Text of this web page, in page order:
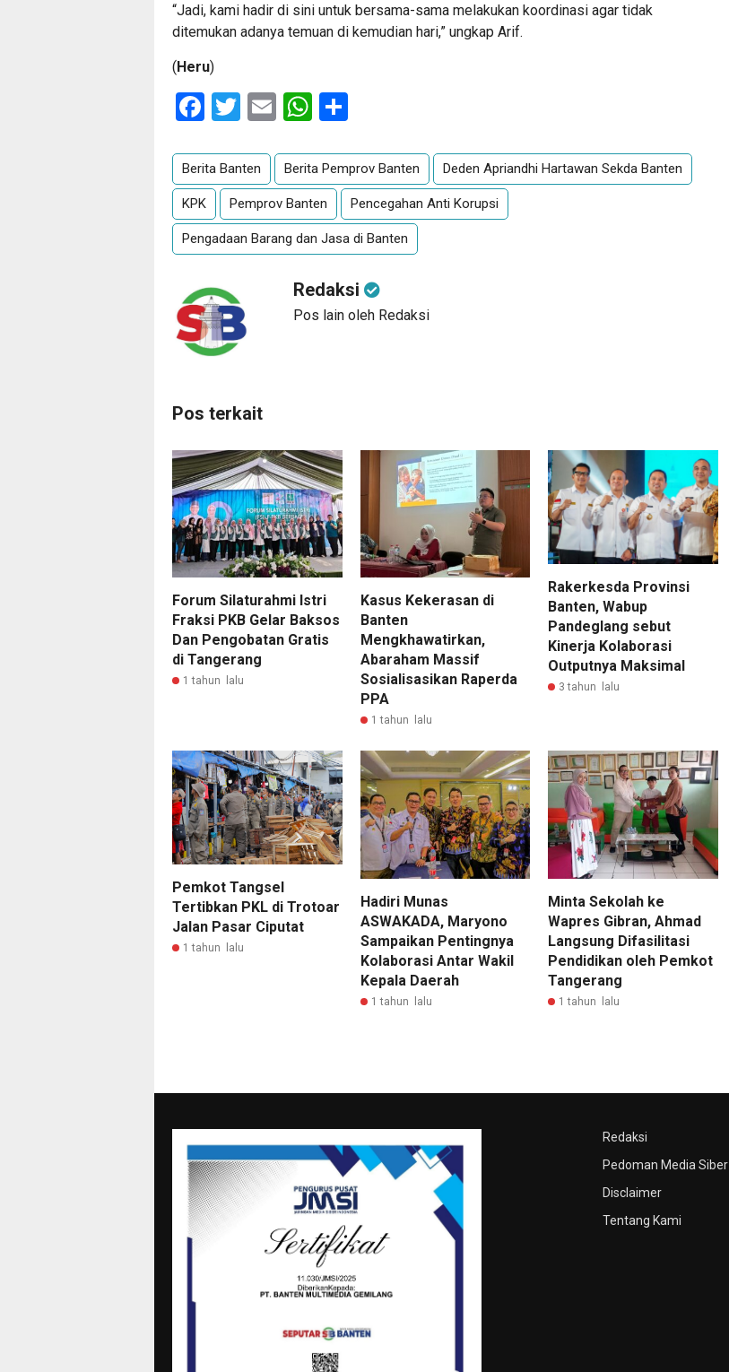
“Jadi, kami hadir di sini untuk bersama-sama melakukan koordinasi agar tidak
ditemukan adanya temuan di kemudian hari,” ungkap Arif.
(Heru)
Facebook
Twitter
EmailWhatsApp
Berita Banten Berita Pemprov Banten Deden Apriandhi Hartawan Sekda Banten
KPK Pemprov Banten Pencegahan Anti Korupsi
Pengadaan Barang dan Jasa di Banten
Redaksi
Pos lain oleh Redaksi
Pos terkait
Forum Silaturahmi Istri
Fraksi PKB Gelar Baksos
Dan Pengobatan Gratis
di Tangerang
1 tahun lalu
Kasus Kekerasan di
Banten
Mengkhawatirkan,
Abaraham Massif
Sosialisasikan Raperda
PPA
1 tahun lalu
Rakerkesda Provinsi
Banten, Wabup
Pandeglang sebut
Kinerja Kolaborasi
Outputnya Maksimal
3 tahun lalu
Pemkot Tangsel
Tertibkan PKL di Trotoar
Jalan Pasar Ciputat
1 tahun lalu
Hadiri Munas
ASWAKADA, Maryono
Sampaikan Pentingnya
Kolaborasi Antar Wakil
Kepala Daerah
1 tahun lalu
Minta Sekolah ke
Wapres Gibran, Ahmad
Langsung Difasilitasi
Pendidikan oleh Pemkot
Tangerang
1 tahun lalu
Redaksi
Pedoman Media Siber
Disclaimer
Tentang Kami